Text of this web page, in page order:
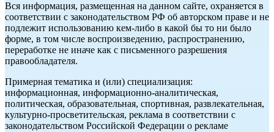
Вся информация, размещенная на данном сайте, охраняется в
соответствии с законодательством РФ об авторском праве и не
подлежит использованию кем-либо в какой бы то ни было
форме, в том числе воспроизведению, распространению,
переработке не иначе как с письменного разрешения
правообладателя.
Примерная тематика и (или) специализация:
информационная, информационно-аналитическая,
политическая, образовательная, спортивная, развлекательная,
культурно-просветительская, реклама в соответствии с
законодательством Российской Федерации о рекламе